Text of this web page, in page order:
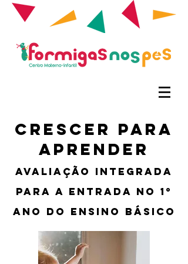
Crescer para
Aprender
Avaliação Integrada
para a Entrada no 1º
Ano do Ensino Básico